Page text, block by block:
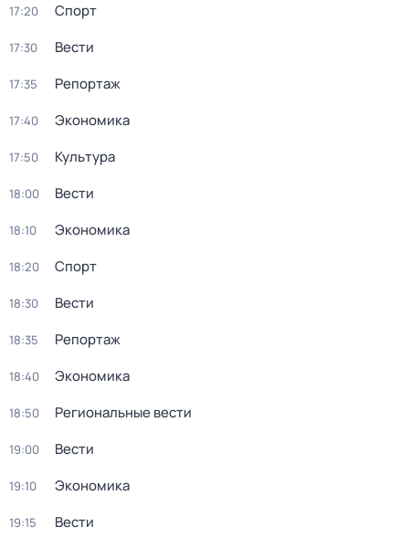
17:20 Спорт
17:30 Вести
17:35 Репортаж
17:40 Экономика
17:50 Культура
18:00 Вести
18:10 Экономика
18:20 Спорт
18:30 Вести
18:35 Репортаж
18:40 Экономика
18:50 Региональные вести
19:00 Вести
19:10 Экономика
19:15 Вести